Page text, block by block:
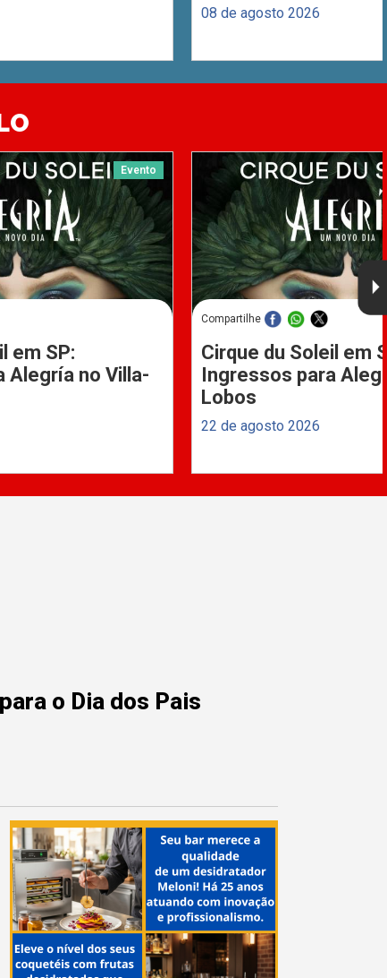
08 de agosto 2026
Evento
em SP:
Alegría no Villa-
Compartilhe
Cirque du Soleil em
Ingressos para
Lobos
22 de agosto 2026
o Dia dos Pais